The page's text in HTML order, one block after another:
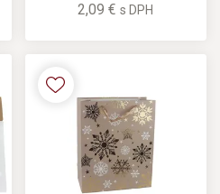
2,09 €s DPH